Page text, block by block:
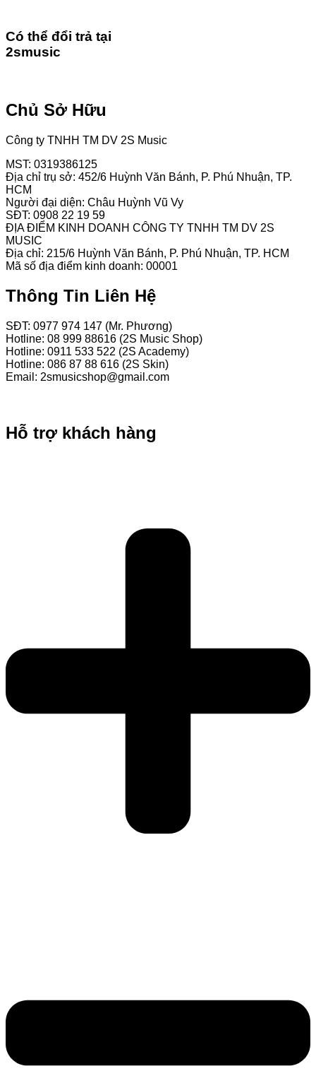
Có thể đổi trả tại
2smusic
Chủ Sở Hữu
Công ty TNHH TM DV 2S Music
MST: 0319386125
Địa chỉ trụ sở: 452/6 Huỳnh Văn Bánh, P. Phú Nhuận, TP.
HCM
Người đại diện: Châu Huỳnh Vũ Vy
SĐT: 0908 22 19 59
ĐỊA ĐIỂM KINH DOANH CÔNG TY TNHH TM DV 2S
MUSIC
Địa chỉ: 215/6 Huỳnh Văn Bánh, P. Phú Nhuận, TP. HCM
Mã số địa điểm kinh doanh: 00001
Thông Tin Liên Hệ
SĐT: 0977 974 147 (Mr. Phương)
Hotline: 08 999 88616 (2S Music Shop)
Hotline: 0911 533 522 (2S Academy)
Hotline: 086 87 88 616 (2S Skin)
Email: 2smusicshop@gmail.com
Hỗ trợ khách hàng